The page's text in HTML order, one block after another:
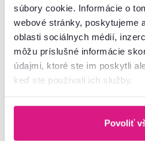
súbory cookie. Informácie o
webové stránky, poskytujeme
oblasti sociálnych médií,
môžu príslušné informácie
údajmi, ktoré ste im poskytli
keď ste používali ich služby.
Povoliť